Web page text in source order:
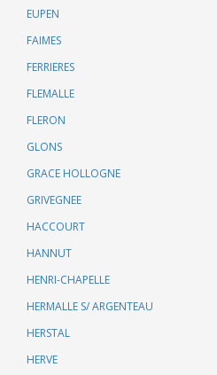
EUPEN
FAIMES
FERRIERES
FLEMALLE
FLERON
GLONS
GRACE HOLLOGNE
GRIVEGNEE
HACCOURT
HANNUT
HENRI-CHAPELLE
HERMALLE S/ ARGENTEAU
HERSTAL
HERVE